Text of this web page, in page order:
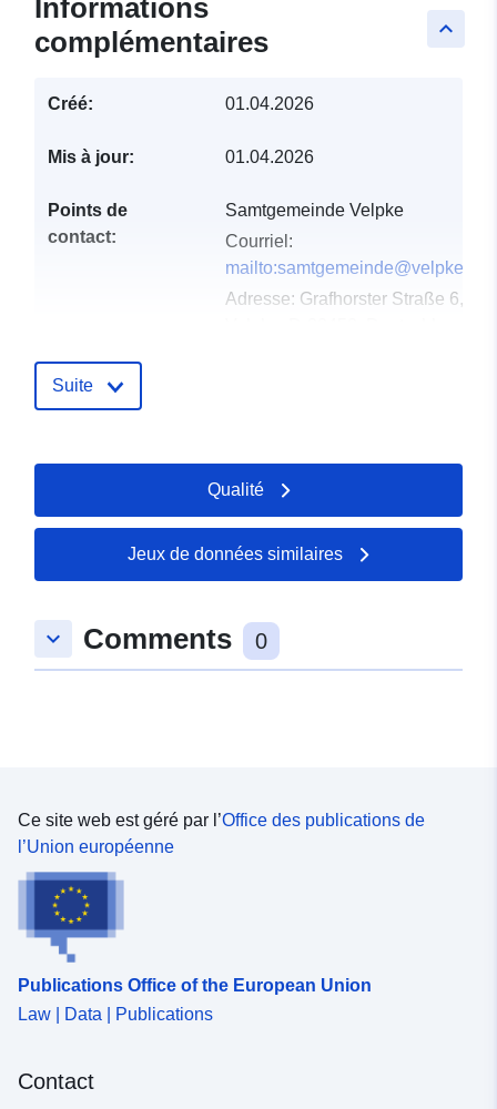
keyboard_arrow_up
Informations
complémentaires
Créé: 01.04.2026
Mis à jour: 01.04.2026
Points de
contact:
Samtgemeinde Velpke
Courriel:
mailto:samtgemeinde@velpke.de
Adresse: Grafhorster Straße 6,
Compte rendu du
Mise à jour sur data.europa.eu:
25 July 2026
Coordonnées: [ [
10.9432532, 52.4118396 ], [
10.9454618, 52.4085441 ], [
10.9432532, 52.4085441 ], [
Suite
Qualité
Jeux de données similaires
keyboard_arrow_down Comments 0
Ce site web est géré par l’Office des publications de
l’Union européenne
Publications Office of the European Union
Law | Data | Publications
Contact